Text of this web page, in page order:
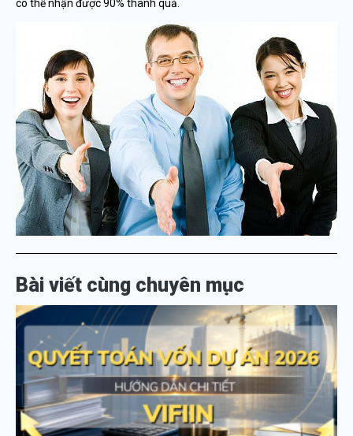
có thể nhận được 90% thành quả.
Bài viết cùng chuyên mục